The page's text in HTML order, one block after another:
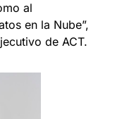
al
en la Nube”,
de ACT.